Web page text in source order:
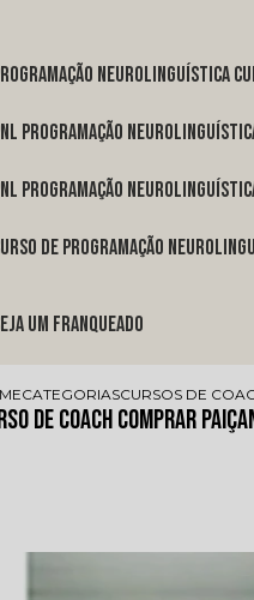
programação neurolinguística
pnl programação
pnl programação
curso de programação
Seja um franqueado
CATEGORIASCURSOS DE
de Coach Comprar